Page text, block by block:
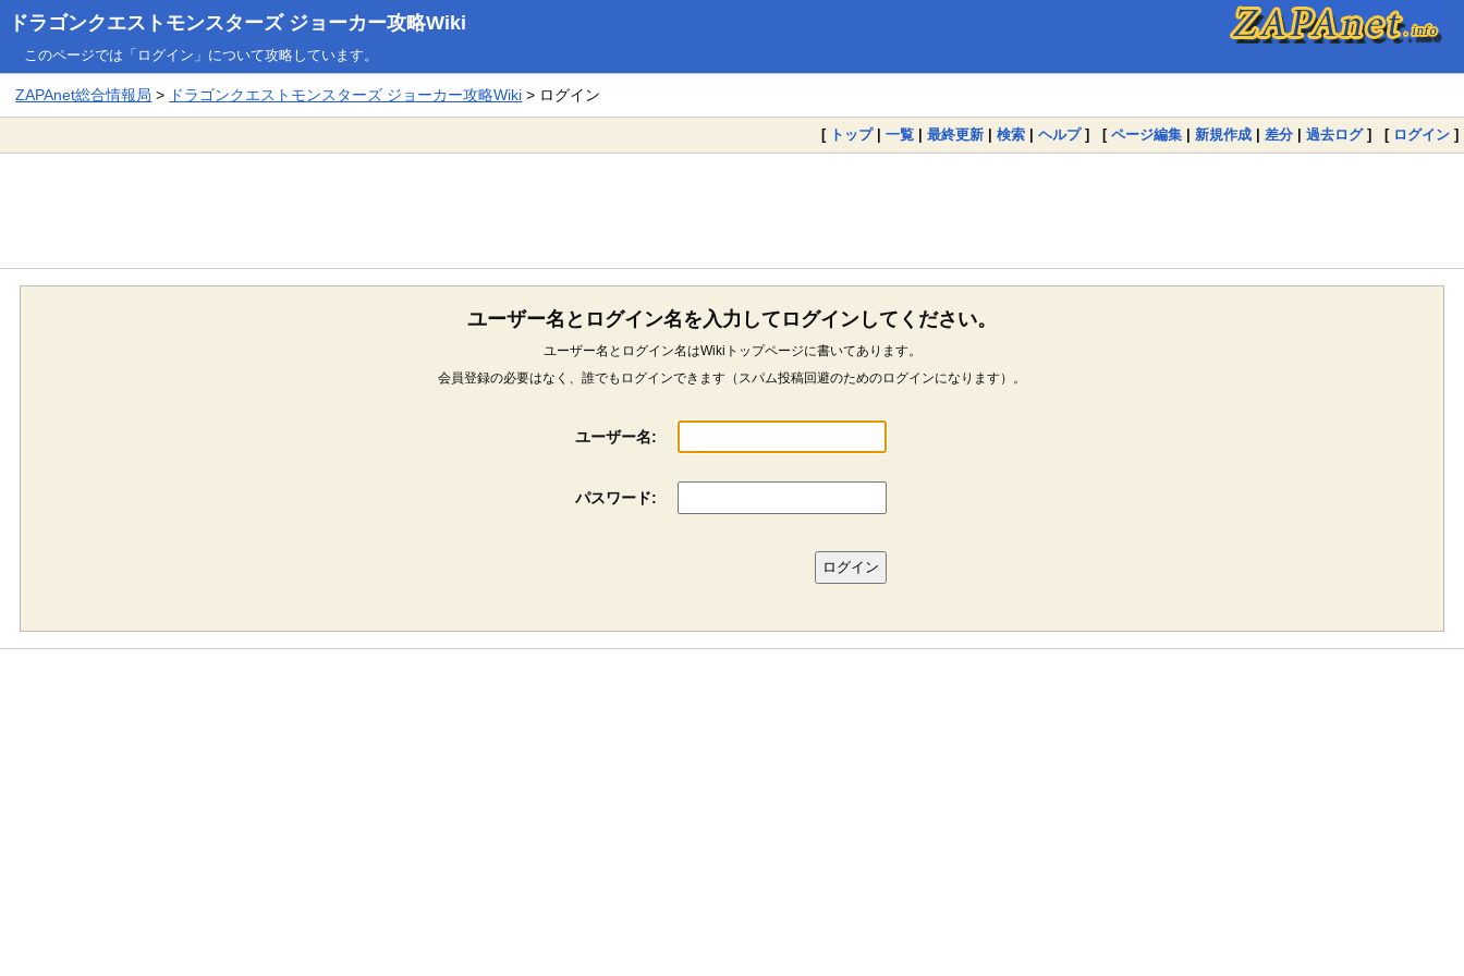
ドラゴンクエストモンスターズ ジョーカー攻略Wiki
このページでは「ログイン」について攻略しています。
ZAPAnet総合情報局 > ドラゴンクエストモンスターズ ジョーカー攻略Wiki > ログイン
[ トップ| 一覧 | 最終更新 | 検索 | ヘルプ] [ ページ編集 | 新規作成 | 差分 | 過去ログ] [ ログイン ]
ユーザー名とログイン名を入力してログインしてください。
ユーザー名とログイン名はWikiトップページに書いてあります。
会員登録の必要はなく、誰でもログインできます（スパム投稿回避のためのログインになります）。
ユーザー名:
パスワード: